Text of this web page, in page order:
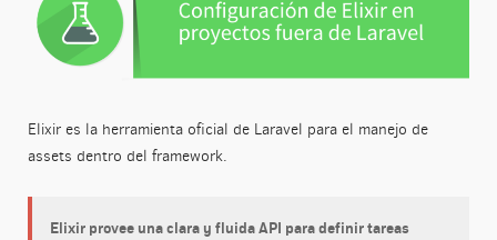
Elixir es la herramienta oficial de Laravel para el manejo de
assets dentro del framework.
Elixir provee una clara y fluida API para definir tareas